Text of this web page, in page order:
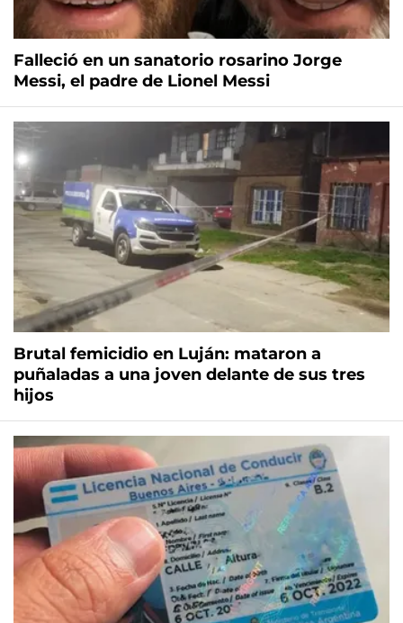
Falleció en un sanatorio rosarino Jorge
Messi, el padre de Lionel Messi
Brutal femicidio en Luján: mataron a
puñaladas a una joven delante de sus tres
hijos